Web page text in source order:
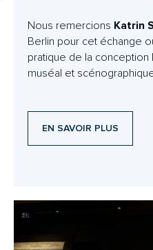
Nous remercions Katrin
Berlin pour cet échange
pratique de la
muséal et
EN SAVOIR PLUS